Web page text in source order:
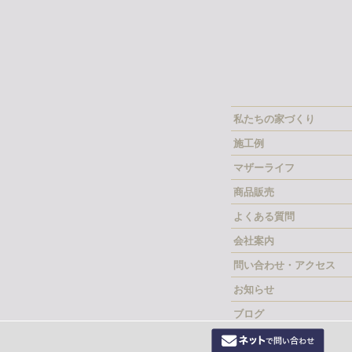
私たちの家づくり
施工例
マザーライフ
商品販売
よくある質問
会社案内
問い合わせ・アクセス
お知らせ
ブログ